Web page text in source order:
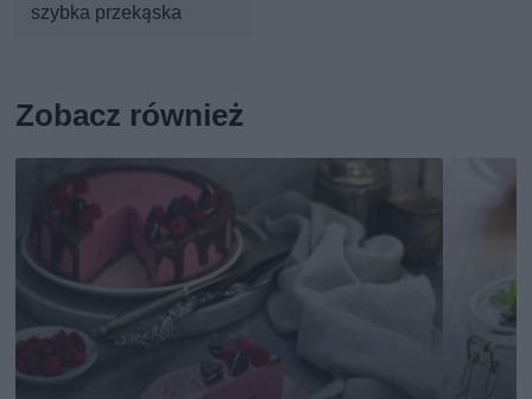
szybka przekąska
Zobacz również